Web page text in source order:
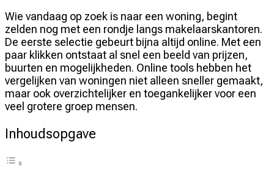
Wie vandaag op zoek is naar een woning, begint
zelden nog met een rondje langs makelaarskantoren.
De eerste selectie gebeurt bijna altijd online. Met een
paar klikken ontstaat al snel een beeld van prijzen,
buurten en mogelijkheden. Online tools hebben het
vergelijken van woningen niet alleen sneller gemaakt,
maar ook overzichtelijker en toegankelijker voor een
veel grotere groep mensen.
Inhoudsopgave